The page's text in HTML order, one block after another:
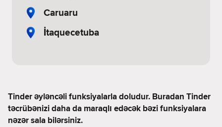
Caruaru
İtaquecetuba
Tinder əyləncəli funksiyalarla doludur. Buradan Tinder
təcrübənizi daha da maraqlı edəcək bəzi funksiyalara
nəzər sala bilərsiniz.